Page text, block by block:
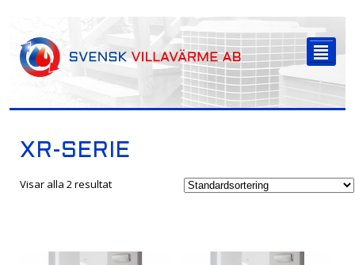
²
XR-SERIE
Visar alla 2 resultat